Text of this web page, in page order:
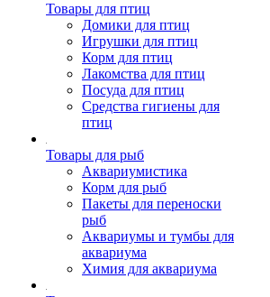
Товары для птиц
Домики для птиц
Игрушки для птиц
Корм для птиц
Лакомства для птиц
Посуда для птиц
Средства гигиены для
птиц
Товары для рыб
Аквариумистика
Корм для рыб
Пакеты для переноски
рыб
Аквариумы и тумбы для
аквариума
Химия для аквариума